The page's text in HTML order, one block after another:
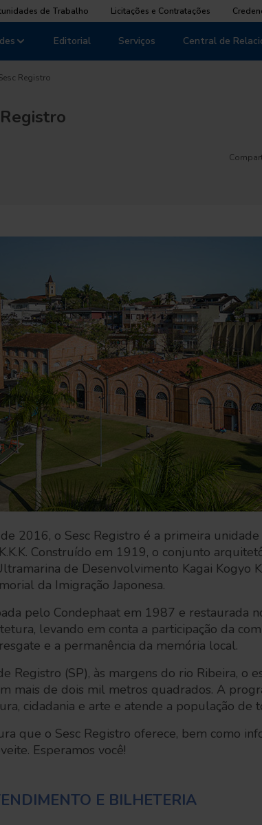
de Trabalho Licitações e Contratações
Editorial Serviços Central de
Registro
2016, o Sesc Registro é a primeira
Construído em 1919, o conjunto
de Desenvolvimento Kagai Kogyo
da Imigração Japonesa.
pelo Condephaat em 1987 e restaurada
levando em conta a participação da
e a permanência da memória local.
Registro (SP), às margens do rio Ribeira, o
mais de dois mil metros quadrados. A
cidadania e arte e atende a população de
que o Sesc Registro oferece, bem como
Esperamos você!
E BILHETERIA